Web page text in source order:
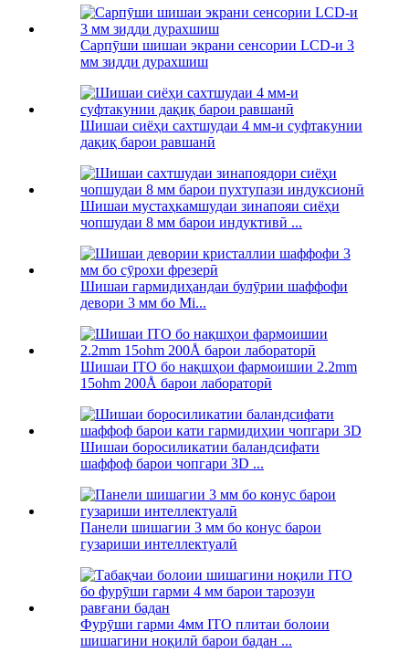
Сарпӯши шишаи экрани сенсории LCD-и 3
мм зидди дурахшиш
Шишаи сиёҳи сахтшудаи 4 мм-и суфтакунии
дақиқ барои равшанӣ
Шишаи мустаҳкамшудаи зинапояи сиёҳи
чопшудаи 8 мм барои индуктивӣ ...
Шишаи гармидиҳандаи булӯрии шаффофи
девори 3 мм бо Mi...
Шишаи ITO бо нақшҳои фармоишии 2.2mm
15ohm 200Å барои лабораторӣ
Шишаи боросиликатии баландсифати
шаффоф барои чопгари 3D ...
Панели шишагии 3 мм бо конус барои
гузариши интеллектуалӣ
Фурӯши гарми 4мм ITO плитаи болоии
шишагини ноқилӣ барои бадан ...